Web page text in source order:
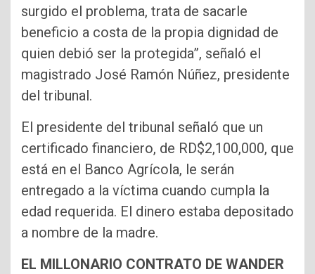
surgido el problema, trata de sacarle
beneficio a costa de la propia dignidad de
quien debió ser la protegida”, señaló el
magistrado José Ramón Núñez, presidente
del tribunal.
El presidente del tribunal señaló que un
certificado financiero, de RD$2,100,000, que
está en el Banco Agrícola, le serán
entregado a la víctima cuando cumpla la
edad requerida. El dinero estaba depositado
a nombre de la madre.
EL MILLONARIO CONTRATO DE WANDER